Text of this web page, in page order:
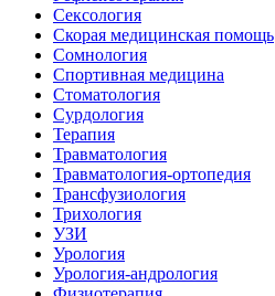
Сексология
Скорая медицинская помощь
Сомнология
Спортивная медицина
Стоматология
Сурдология
Терапия
Травматология
Травматология-ортопедия
Трансфузиология
Трихология
УЗИ
Урология
Урология-андрология